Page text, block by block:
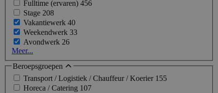
Fulltime (ervaren) 456
Stage 208
Vakantiewerk 40
Weekendwerk 33
Avondwerk 26
Meer...
Beroepsgroepen
Transport / Logistiek / Chauffeur / Koerier 155
Horeca / Catering 107